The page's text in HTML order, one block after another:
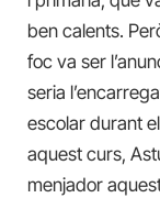
ben calents.
foc va ser
seria
escolar durant
aquest curs,
menjador